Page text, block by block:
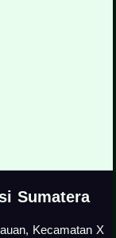
Sumatera
Kecamatan X